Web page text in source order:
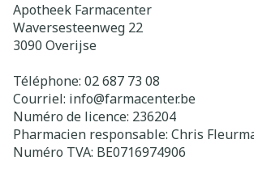
Apotheek Farmacenter
Waversesteenweg 22
3090 Overijse
Téléphone: 02 687 73 08
Courriel: info@farmacenter.be
Numéro de licence: 236204
Pharmacien responsable: Chris
Numéro TVA: BE0716974906